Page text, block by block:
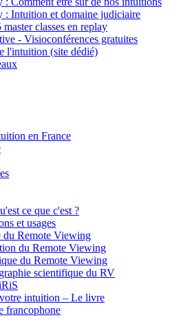
: Intuition et domaine judiciaire
master classes en replay
- Visioconférences gratuites
l'intuition (site dédié)
en France
ce que c'est ?
et usages
du Remote Viewing
du Remote Viewing
du Remote Viewing
scientifique du RV
intuition – Le livre
francophone